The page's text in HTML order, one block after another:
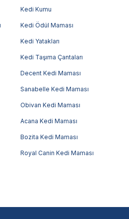
Kedi Kumu
Kedi Ödül Maması
Kedi Yatakları
Kedi Taşıma Çantaları
Decent Kedi Maması
Sanabelle Kedi Maması
Obivan Kedi Maması
Acana Kedi Maması
Bozita Kedi Maması
Royal Canin Kedi Maması